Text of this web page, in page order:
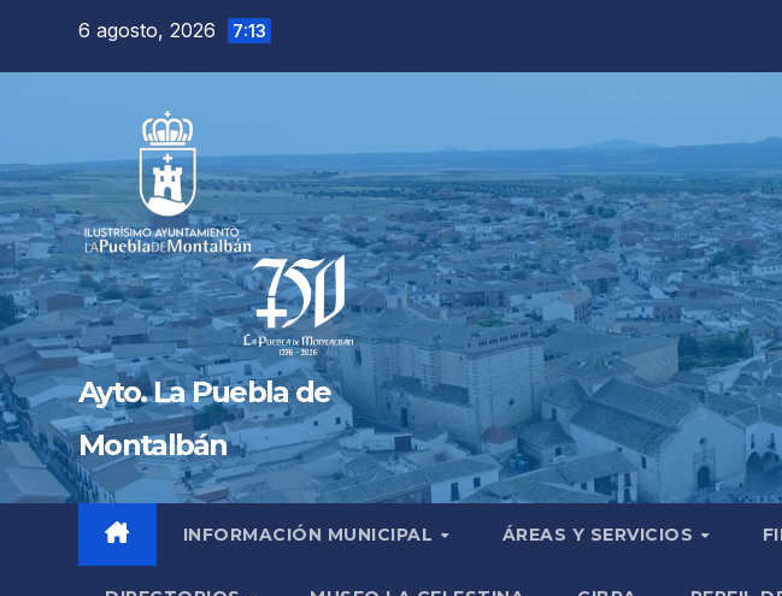
6 agosto, 2026 7:13
Ayto. La Puebla de
Montalbán
INFORMACIÓN MUNICIPAL ÁREAS Y SERVICIOS